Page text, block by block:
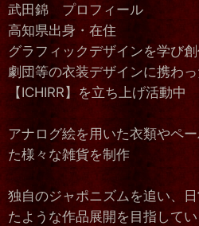
武田錦 プロフィール
高知県出身・在住
グラフィックデザインを学び
劇団等の衣装デザインに携わ
【ICHIRR】を立ち上げ活動中
アナログ絵を用いた衣類やペ
た様々な雑貨を制作
独自のジャポニズムを追い、
たような作品展開を目指してい